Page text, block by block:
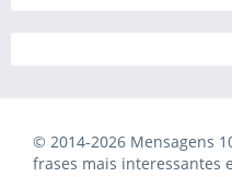
© 2014-2026 Mensagens
frases mais interessantes